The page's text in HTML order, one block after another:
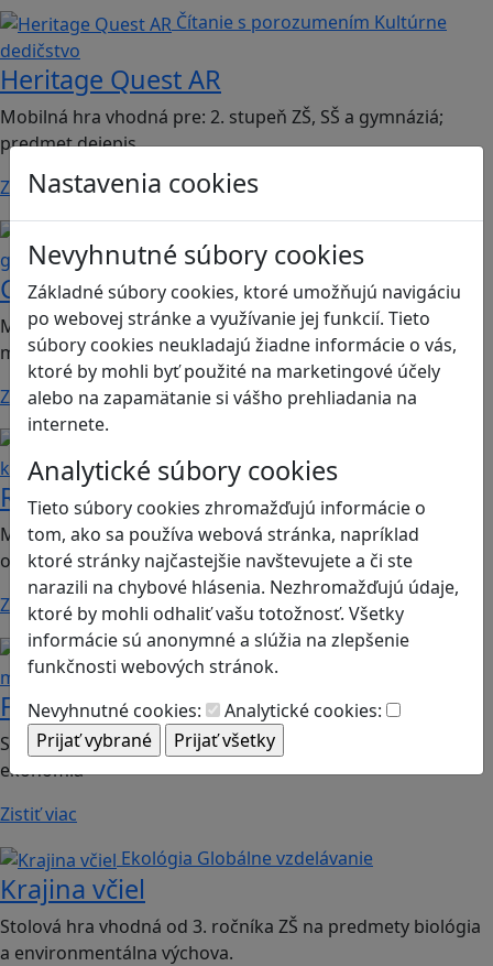
Nastavenia cookies
Nevyhnutné súbory cookies
Základné súbory cookies, ktoré umožňujú navigáciu
po webovej stránke a využívanie jej funkcií. Tieto
súbory cookies neukladajú žiadne informácie o vás,
ktoré by mohli byť použité na marketingové účely
alebo na zapamätanie si vášho prehliadania na
internete.
Analytické súbory cookies
Tieto súbory cookies zhromažďujú informácie o
tom, ako sa používa webová stránka, napríklad
ktoré stránky najčastejšie navštevujete a či ste
narazili na chybové hlásenia. Nezhromažďujú údaje,
ktoré by mohli odhaliť vašu totožnosť. Všetky
informácie sú anonymné a slúžia na zlepšenie
funkčnosti webových stránok.
Nevyhnutné cookies:
Analytické cookies:
Čítanie s porozumením Kultúrne
dedičstvo
Heritage Quest AR
Mobilná hra vhodná pre: 2. stupeň ZŠ, SŠ a gymnáziá;
predmet dejepis.
Zistiť viac
gramotnosť
Chicken Intelligence Agency
Mobilná hra vhodná pre 2. stupeň ZŠ a SŠ; predmety:
mediálna výchova, informatika
Zistiť viac
kooperácia
Romoji
Mobilná hra vhodná pre 2. ročník ZŠ a SŠ; predmety:
občianska náuka, etická výchova.
Zistiť viac
Finančná gramotnosťLogické
myslenie
Finančné príšery
Spoločenská hra vhodná pre 2. stupeň ZŠ a SŠ; predmet:
ekonómia
Zistiť viac
Ekológia Globálne vzdelávanie
Krajina včiel
Stolová hra vhodná od 3. ročníka ZŠ na predmety biológia
a environmentálna výchova.